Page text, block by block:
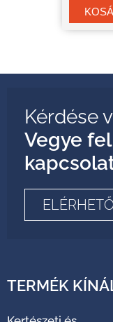
Kérdése
Vegye
TERMÉK